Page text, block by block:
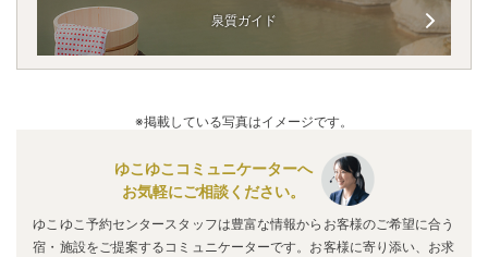
泉質ガイド
※掲載している写真はイメージです。
ゆこゆこコミュニケーターへ
お気軽にご相談ください。
ゆこゆこ予約センタースタッフは豊富な情報からお客様のご希望に合う
宿・施設をご提案するコミュニケーターです。お客様に寄り添い、お求